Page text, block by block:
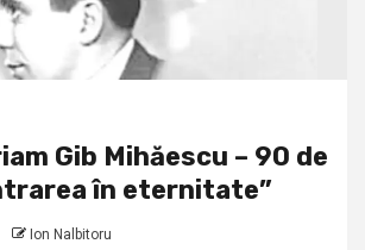
Gib Mihăescu – 90 de
în eternitate”
Ion Nalbitoru